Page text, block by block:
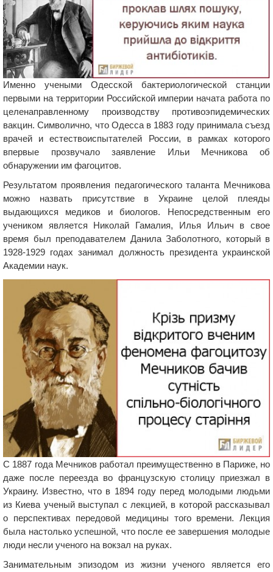
Именно учеными Одесской бактериологической станции
первыми на территории Российской империи начата работа по
целенаправленному производству противоэпидемических
вакцин. Символично, что Одесса в 1883 году принимала съезд
врачей и естествоиспытателей России, в рамках которого
впервые прозвучало заявление Ильи Мечникова об
обнаружении им фагоцитов.
Результатом проявления педагогического таланта Мечникова
можно назвать присутствие в Украине целой плеяды
выдающихся медиков и биологов. Непосредственным его
учеником является Николай Гамалия, Илья Ильич в свое
время был преподавателем Данила Заболотного, который в
1928-1929 годах занимал должность президента украинской
Академии наук.
С 1887 года Мечников работал преимущественно в Париже, но
даже после переезда во французскую столицу приезжал в
Украину. Известно, что в 1894 году перед молодыми людьми
из Киева ученый выступал с лекцией, в которой рассказывал
о перспективах передовой медицины того времени. Лекция
была настолько успешной, что после ее завершения молодые
люди несли ученого на вокзал на руках.
Занимательным эпизодом из жизни ученого является его